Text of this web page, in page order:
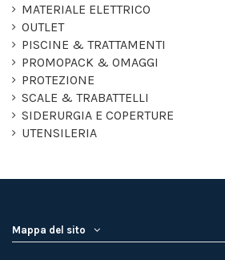
MATERIALE ELETTRICO
OUTLET
PISCINE & TRATTAMENTI
PROMOPACK & OMAGGI
PROTEZIONE
SCALE & TRABATTELLI
SIDERURGIA E COPERTURE
UTENSILERIA
Mappa del sito